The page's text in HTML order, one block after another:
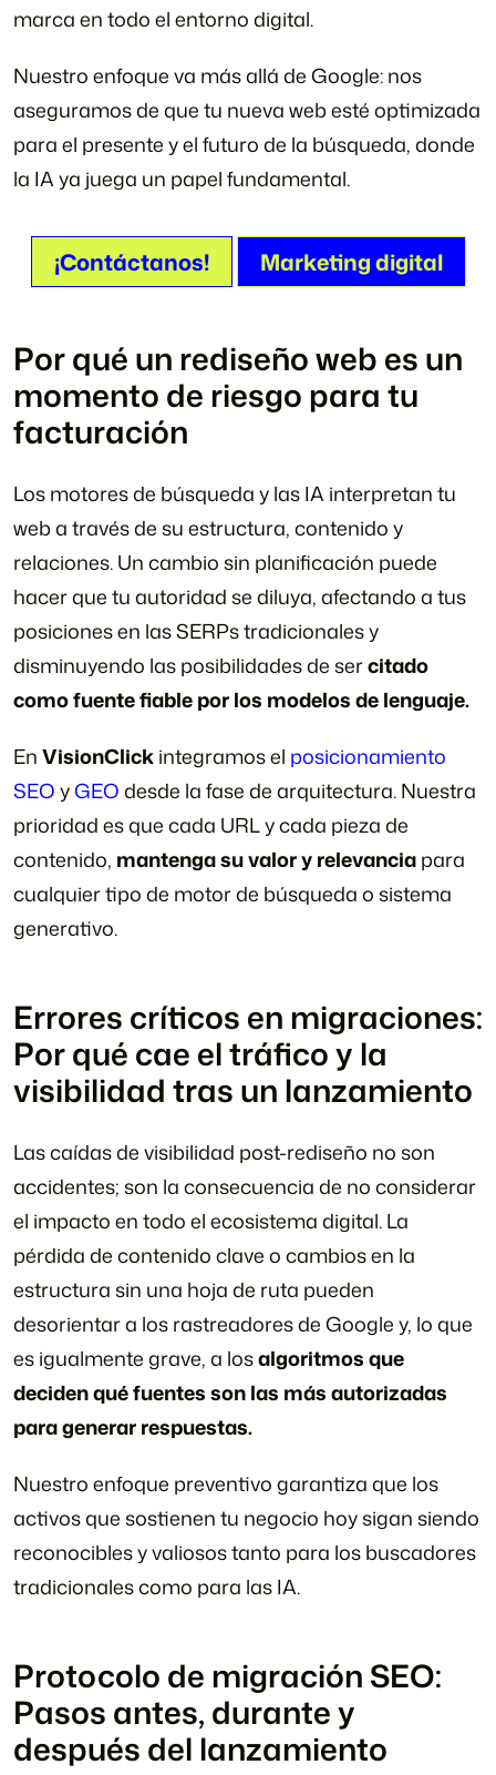
marca en todo el entorno digital.
Nuestro enfoque va más allá de Google: nos
aseguramos de que tu nueva web esté optimizada
para el presente y el futuro de la búsqueda, donde
la IA ya juega un papel fundamental.
¡Contáctanos!
¡Contáctanos!
Marketing digital
Marketing digital
Por qué un rediseño web es un
momento de riesgo para tu
facturación
Los motores de búsqueda y las IA interpretan tu
web a través de su estructura, contenido y
relaciones. Un cambio sin planificación puede
hacer que tu autoridad se diluya, afectando a tus
posiciones en las SERPs tradicionales y
disminuyendo las posibilidades de sercitado
como fuente fiable por los modelos de lenguaje.
EnVisionClickintegramos el posicionamiento
SEOyGEOdesde la fase de arquitectura. Nuestra
prioridad es que cada URL y cada pieza de
contenido, mantenga su valor y relevanciapara
cualquier tipo de motor de búsqueda o sistema
generativo.
Errores críticos en migraciones:
Por qué cae el tráfico y la
visibilidad tras un lanzamiento
Las caídas de visibilidad post-rediseño no son
accidentes; son la consecuencia de no considerar
el impacto en todo el ecosistema digital. La
pérdida de contenido clave o cambios en la
estructura sin una hoja de ruta pueden
desorientar a los rastreadores de Google y, lo que
es igualmente grave, a losalgoritmos que
deciden qué fuentes son las más autorizadas
para generar respuestas.
Nuestro enfoque preventivo garantiza que los
activos que sostienen tu negocio hoy sigan siendo
reconocibles y valiosos tanto para los buscadores
tradicionales como para las IA.
Protocolo de migración SEO:
Pasos antes, durante y
después del lanzamiento